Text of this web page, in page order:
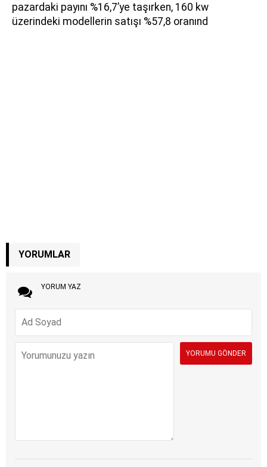
pazardaki payını %16,7’ye taşırken, 160 kw
üzerindeki modellerin satışı %57,8 oranınd
YORUMLAR
YORUM YAZ